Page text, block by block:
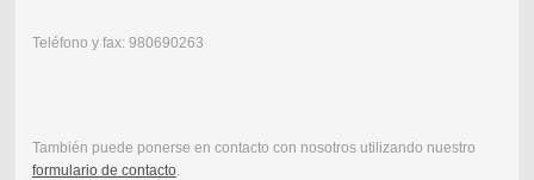
Teléfono y fax: 980690263
También puede ponerse en contacto con nosotros utilizando nuestro
formulario de contacto.